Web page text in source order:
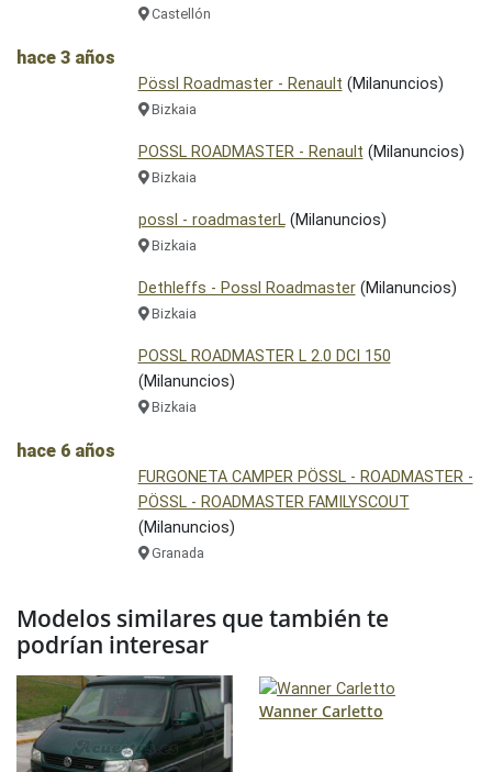
Castellón
hace 3 años
Pössl Roadmaster - Renault (Milanuncios)
Bizkaia
POSSL ROADMASTER - Renault (Milanuncios)
Bizkaia
possl - roadmasterL(Milanuncios)
Bizkaia
Dethleffs - Possl Roadmaster(Milanuncios)
Bizkaia
POSSL ROADMASTER L 2.0 DCI 150
(Milanuncios)
Bizkaia
hace 6 años
FURGONETA CAMPER PÖSSL - ROADMASTER -
PÖSSL - ROADMASTER FAMILYSCOUT
(Milanuncios)
Granada
Modelos similares que también te
podrían interesar
Wanner Carletto